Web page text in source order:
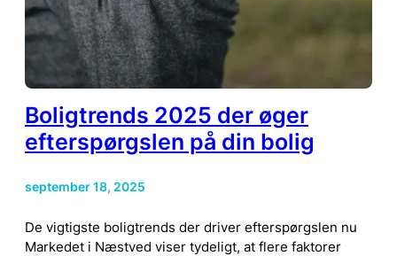
Boligtrends 2025 der øger
efterspørgslen på din bolig
september 18, 2025
De vigtigste boligtrends der driver efterspørgslen nu
Markedet i Næstved viser tydeligt, at flere faktorer